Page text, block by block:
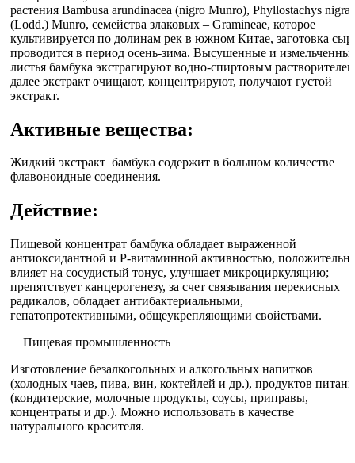
растения Bambusa arundinacea (nigro Munro), Phyllostachys nigra
(Lodd.) Munro, семейства злаковых – Gramineae, которое
культивируется по долинам рек в южном Китае, заготовка
проводится в период осень-зима. Высушенные и
листья бамбука экстрагируют водно-спиртовым
далее экстракт очищают, концентрируют, получают густой
экстракт.
Активные вещества:
Жидкий экстракт бамбука содержит в большом количестве
флавоноидные соединения.
Действие:
Пищевой концентрат бамбука обладает выраженной
антиоксидантной и Р-витаминной активностью,
влияет на сосудистый тонус, улучшает микроциркуляцию;
препятствует канцерогенезу, за счет связывания перекисных
радикалов, обладает антибактериальными,
гепатопротективными, общеукрепляющими свойствами.
Пищевая промышленность
Изготовление безалкогольных и алкогольных напитков
(холодных чаев, пива, вин, коктейлей и др.), продуктов
(кондитерские, молочные продукты, соусы, приправы,
концентраты и др.). Можно использовать в качестве
натурального красителя.